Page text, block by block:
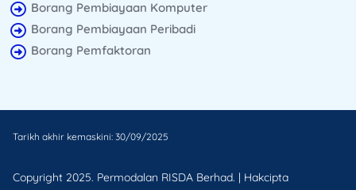
Borang Pembiayaan Komputer
Borang Pembiayaan Peribadi
Borang Pemfaktoran
Tarikh akhir kemaskini: 30/09/2025
Copyright 2025. Permodalan RISDA Berhad. | Hakcipta